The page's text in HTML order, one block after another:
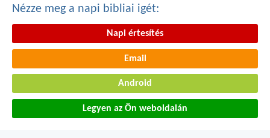
Nézze meg a napi bibliai igét:
Napi értesítés
Email
Android
Legyen az Ön weboldalán